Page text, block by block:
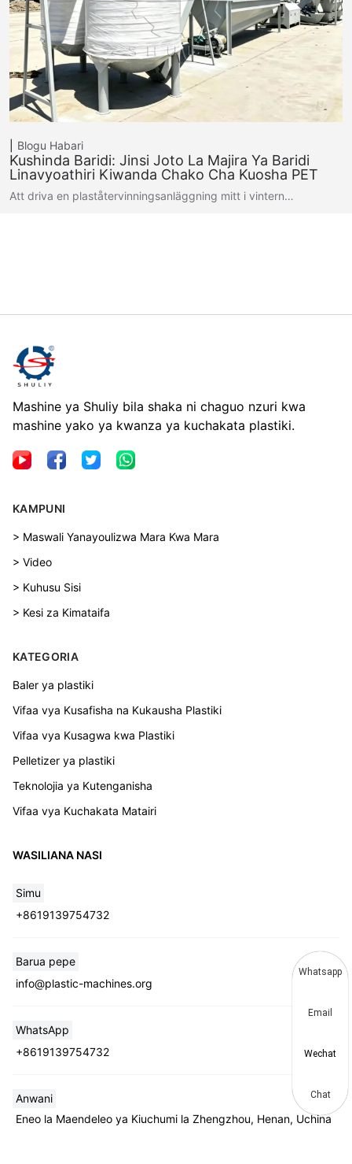
Blogu Habari
Kushinda Baridi: Jinsi Joto La Majira Ya Baridi
Linavyoathiri Kiwanda Chako Cha Kuosha PET
Att driva en plaståtervinningsanläggning mitt i vintern…
Mashine ya Shuliy bila shaka ni chaguo nzuri kwa
mashine yako ya kwanza ya kuchakata plastiki.
KAMPUNI
> Maswali Yanayoulizwa Mara Kwa Mara
> Video
> Kuhusu Sisi
> Kesi za Kimataifa
KATEGORIA
Baler ya plastiki
Vifaa vya Kusafisha na Kukausha Plastiki
Vifaa vya Kusagwa kwa Plastiki
Pelletizer ya plastiki
Teknolojia ya Kutenganisha
Vifaa vya Kuchakata Matairi
WASILIANA NASI
Simu
+8619139754732
Barua pepe
info@plastic-machines.org
WhatsApp
+8619139754732
Anwani
Eneo la Maendeleo ya Kiuchumi la Zhengzhou, Henan, Uchina
Whatsapp
Email
Wechat
Chat